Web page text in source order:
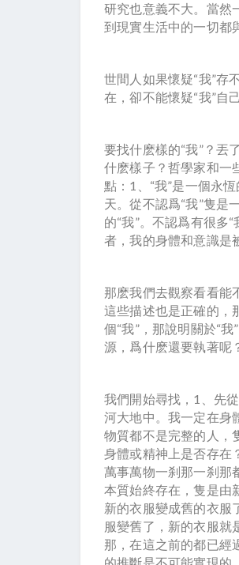
研究也意義不大。當然
到現實生活中的一切都
世間人如果懷疑“我”存
在，卻不能懷疑“我”自
要找什麽樣的“我”？丟
什麽樣子？哲學家和一
點：1、“我”是一個永
天。從不認爲“我”隻是
的“我”。不認爲有很多
者，我的身體和意識是
那麽我們去觀察看看能
這些描述也是正確的，
個“我”，那說明關於“
源，爲什麽還要執著呢
我們開始尋找，1、先
河大地中。我一定在身
物質都不是完整的人，
身體或精神上是否存在
萬事萬物一刹那一刹那
本質始終存在，隻是由
新的衣服變成舊的衣服
服變舊了，新的衣服就
那，在這之前的都已經